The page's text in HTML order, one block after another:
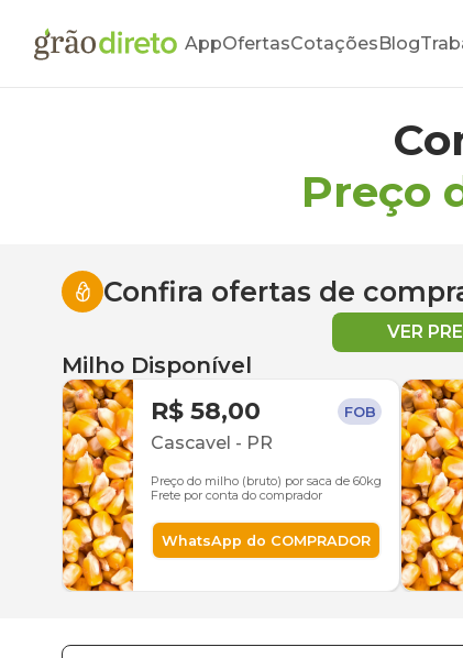
AppOfertasCotaçõesBlog
Preço
Confira ofertas de
VER
Milho Disponível
R$ 58,00 FOB
Cascavel - PR
Preço do milho (bruto) por saca de 60kg
Frete por conta do comprador
WhatsApp do COMPRADOR